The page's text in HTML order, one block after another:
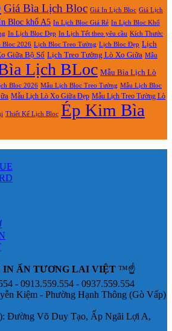
Giá Bìa Lịch Bloc Giá In Lịch Bloc Giá Lịch
Bloc khổ A5 In Lịch Bloc Giá Rẻ In Lịch Bloc Khổ
In Lịch Bloc Đẹp In Lịch Tết theo yêu cầu Kích Thước
Bloc 2026 Lịch Bloc Treo Tường Lịch Bloc Đẹp Lịch
Giữa Bộ Số Lịch Treo Tường Lò Xo Giữa Mẫu
Lịch BLoc Mẫu Bìa Lịch Lò
Bloc 2026 Mẫu Lịch Bloc Treo Tường Mẫu Lịch Bloc
Mẫu Lịch Lò Xo Giữa Đẹp Mẫu Lịch Treo Tường Lò
Thiết Kế Lịch Bloc Ép Kim Bìa
IN ẤN TƯƠNG LAI VIỆT ™☝️
- 0913.559.554 - 0937.559.554
Kiệm - Phường Hạnh Thông (Gò Vấp)
Đường Võ Duy Tạo, Ấp Ngãi Lợi A,